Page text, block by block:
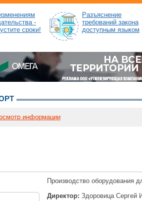
-
сроки!
Разъяснение
требований закона
доступным языком
информации
Производство оборудования
Директор: Здоровица Сергей